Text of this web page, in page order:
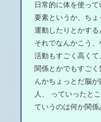
日常的に体を使って
要素というか、ち
運動したりとかする
それでなんかこう、
活動もすごく高くて
関係とかでもすごく
んかちょっとだ脳が
人、 っていったと
ていうのは何か関係